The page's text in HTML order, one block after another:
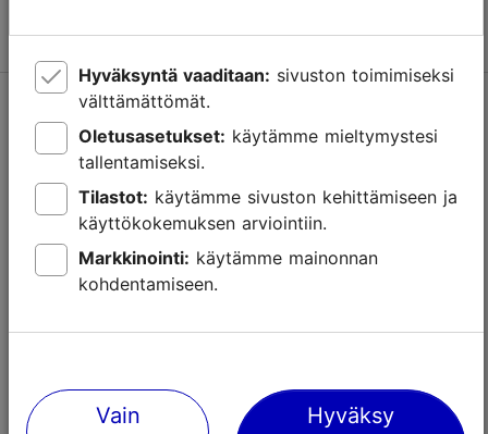
Hyväksyntä vaaditaan:
välttämättömät.
Oletusasetukset:
tallentamiseksi.
Tilastot:
käyttökokemuksen arviointiin.
Markkinointi:
kohdentamiseen.
Vain
Hyväksy